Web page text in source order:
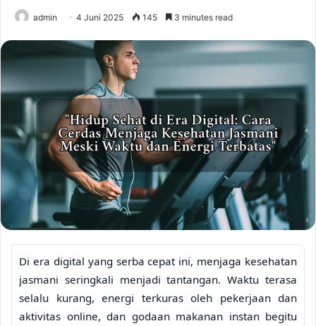
admin 4 Juni 2025 145 3 minutes read
Di era digital yang serba cepat ini, menjaga kesehatan
jasmani seringkali menjadi tantangan. Waktu terasa
selalu kurang, energi terkuras oleh pekerjaan dan
aktivitas online, dan godaan makanan instan begitu